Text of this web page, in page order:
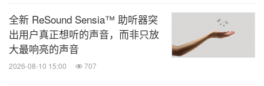
伴，共同构建覆盖疾病预防、诊断、治疗和长期管理
的健康生态体系。"
关于诺和诺德
全新 ReSound Sensia™ 助听器突
出用户真正想听的声音，而非只放
大最响亮的声音
2026-08-10 15:00 707